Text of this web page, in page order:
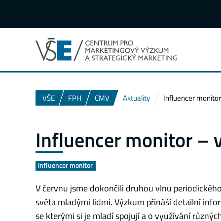
VŠE FPH CMV Aktuality Influencer
Influencer monitor –
influencer monitor
V červnu jsme dokončili druhou vlnu
světa mladými lidmi. Výzkum přináší detailní
se kterými si je mladí spojují a o využívání